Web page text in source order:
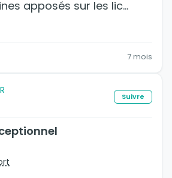
apposés sur les lic…
7 mois
Suivre